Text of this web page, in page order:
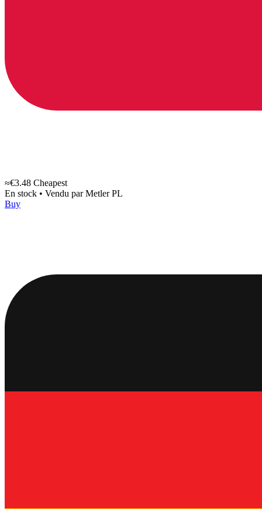
≈€3.48 Cheapest
En stock • Vendu parMetler PL
Buy